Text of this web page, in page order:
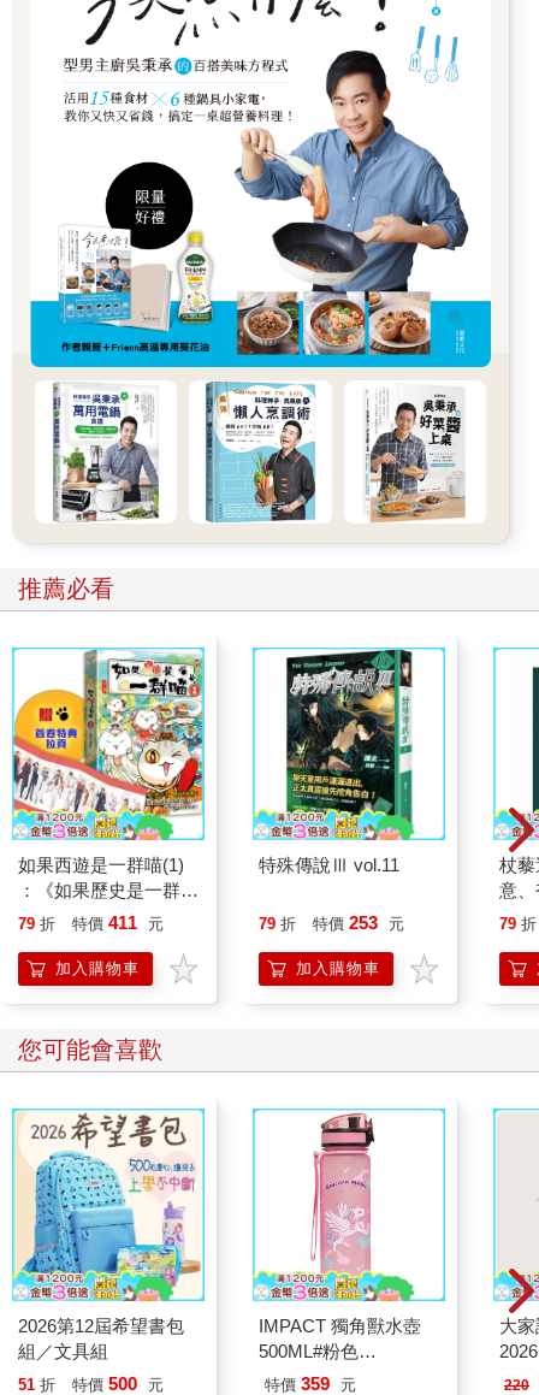
推薦必看
如果西遊是一群喵(1)
：《如果歷史是一群
喵》作者最新力作，附
79 折 特價 411 元
加入購物車
特殊傳說Ⅲ vol.11
79 折 特價 253 元
加入購物車
杖
意
恭
79 折
您可能會喜歡
2026第12屆希望書包
組／文具組
51 折 特價 500 元
IMPACT 獨角獸水壺
500ML#粉色
IM00B11PK
特價 359 元
大
220